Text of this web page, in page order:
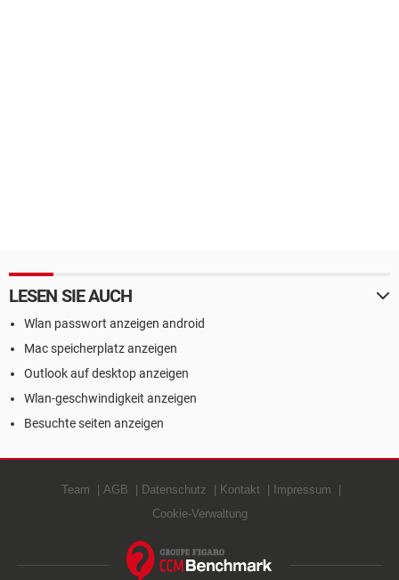
LESEN SIE AUCH
Wlan passwort anzeigen android
Mac speicherplatz anzeigen
Outlook auf desktop anzeigen
Wlan-geschwindigkeit anzeigen
Besuchte seiten anzeigen
Team AGB Datenschutz Kontakt
Impressum
Cookie-Verwaltung